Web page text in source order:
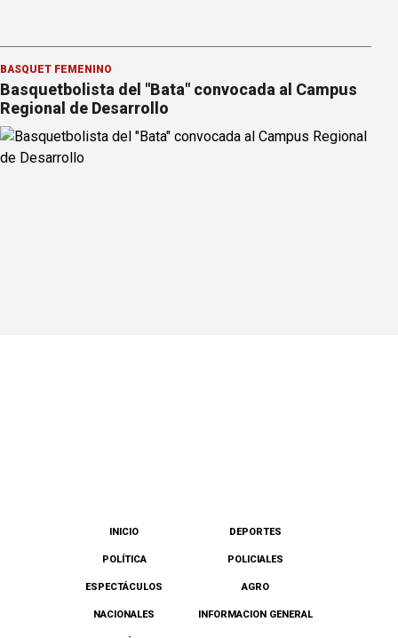
BÁSQUET FEMENINO
Basquetbolista del "Bata" convocada al Campus
Regional de Desarrollo
INICIO DEPORTES
POLÍTICA POLICIALES
ESPECTÁCULOS AGRO
NACIONALES INFORMACION GENERAL